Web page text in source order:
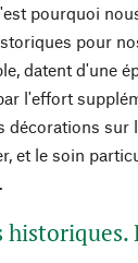
pourquoi
pour
datent d'une
l'effort
décorations sur
et le soin
historiques.